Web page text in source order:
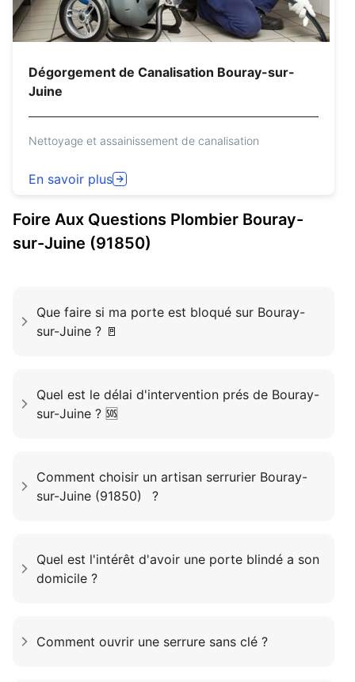
Dégorgement de Canalisation Bouray-sur-
Juine
Nettoyage et assainissement de canalisation
En savoir plus
Foire Aux Questions Plombier Bouray-
sur-Juine (91850)
Que faire si ma porte est bloqué sur Bouray-
sur-Juine ? 🚪
Quel est le délai d'intervention prés de Bouray-
sur-Juine ? 🆘
Comment choisir un artisan serrurier Bouray-
sur-Juine (91850) ?
Quel est l'intérêt d'avoir une porte blindé a son
domicile ?
Comment ouvrir une serrure sans clé ?